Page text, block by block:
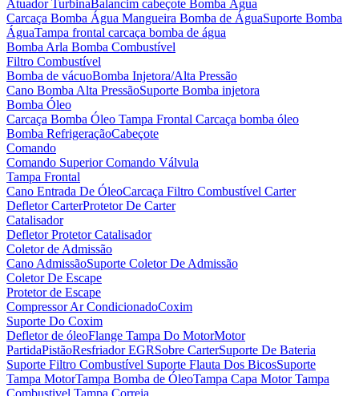
Atuador TurbinaBalancim cabeçote Bomba Água
Carcaça Bomba Água Mangueira Bomba de ÁguaSuporte Bomba
ÁguaTampa frontal carcaça bomba de água
Bomba Arla Bomba Combustível
Filtro Combustível
Bomba de vácuoBomba Injetora/Alta Pressão
Cano Bomba Alta PressãoSuporte Bomba injetora
Bomba Óleo
Carcaça Bomba Óleo Tampa Frontal Carcaça bomba óleo
Bomba RefrigeraçãoCabeçote
Comando
Comando SuperiorComando Válvula
Tampa Frontal
Cano Entrada De ÓleoCarcaça Filtro Combustível Carter
Defletor CarterProtetor De Carter
Catalisador
Defletor Protetor Catalisador
Coletor de Admissão
Cano AdmissãoSuporte Coletor De Admissão
Coletor De Escape
Protetor de Escape
Compressor Ar CondicionadoCoxim
Suporte Do Coxim
Defletor de óleoFlange Tampa Do MotorMotor
PartidaPistãoResfriador EGRSobre CarterSuporte De Bateria
Suporte Filtro Combustível Suporte Flauta Dos BicosSuporte
Tampa MotorTampa Bomba de ÓleoTampa Capa MotorTampa
Combustivel Tampa Correia